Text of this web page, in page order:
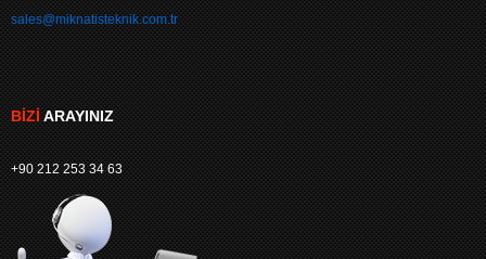
sales@miknatisteknik.com.tr
BIZIARAYINIZ
+90 212 253 34 63